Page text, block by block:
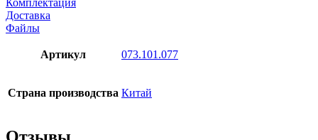
Комплектация
Доставка
Файлы
Артикул 073.101.077
Страна производства Китай